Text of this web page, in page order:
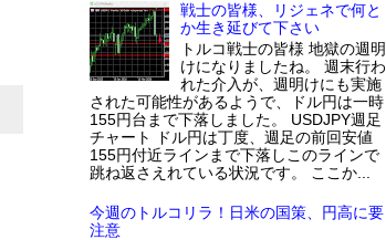
戦士の皆様、リジェネで何と
か生き延びて下さい
トルコ戦士の皆様 地獄の週明
けになりましたね。 週末行わ
れた介入が、週明けにも実施
された可能性があるようで、ドル円は一時
155円台まで下落しました。 USDJPY週足
チャート ドル円は丁度、週足の前回安値
155円付近ラインまで下落しこのラインで
跳ね返さえれている状況です。 ここか...
今週のトルコリラ！日米の国策、円高に要
注意